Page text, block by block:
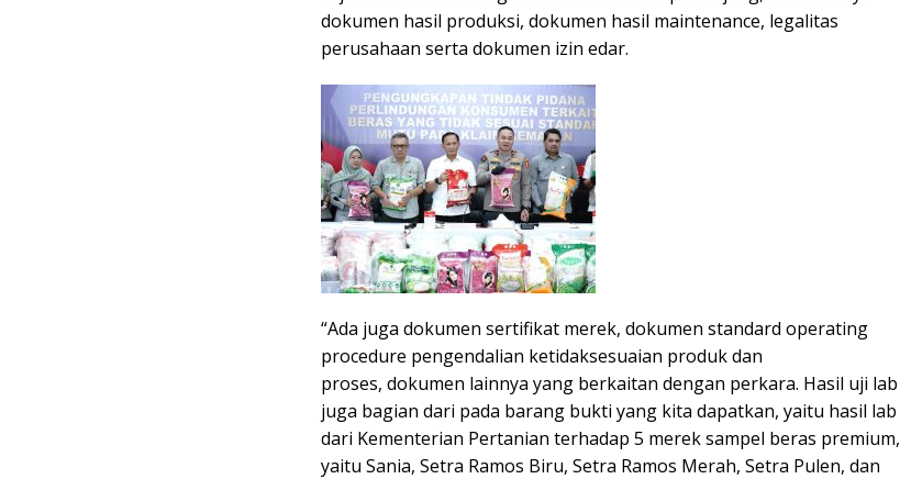
dokumen hasil produksi, dokumen hasil maintenance, legalitas
perusahaan serta dokumen izin edar.
“Ada juga dokumen sertifikat merek, dokumen standard operating
procedure pengendalian ketidaksesuaian produk dan
proses, dokumen lainnya yang berkaitan dengan perkara. Hasil uji lab
juga bagian dari pada barang bukti yang kita dapatkan, yaitu hasil lab
dari Kementerian Pertanian terhadap 5 merek sampel beras premium,
yaitu Sania, Setra Ramos Biru, Setra Ramos Merah, Setra Pulen, dan